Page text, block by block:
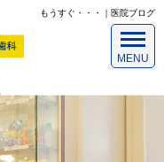
もうすぐ・・・｜医院ブログ